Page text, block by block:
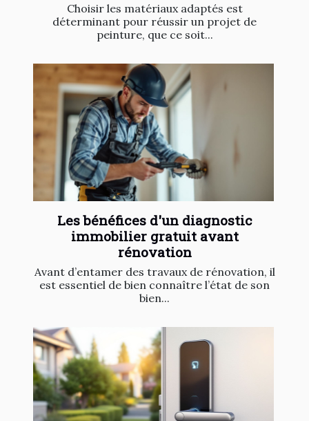
Choisir les matériaux adaptés est
déterminant pour réussir un projet de
peinture, que ce soit...
Les bénéfices d'un diagnostic
immobilier gratuit avant
rénovation
Avant d’entamer des travaux de rénovation, il
est essentiel de bien connaître l’état de son
bien...